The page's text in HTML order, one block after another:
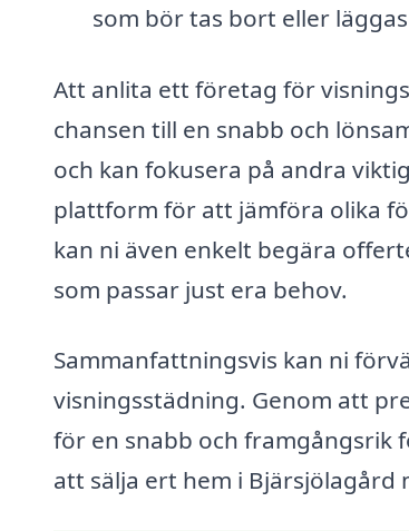
som bör tas bort eller
Att anlita ett företag för
chansen till en snabb och
och kan fokusera på andra
plattform för att jämföra olika
kan ni även enkelt begära
som passar just era behov.
Sammanfattningsvis kan ni
visningsstädning. Genom att
för en snabb och framgångsrik
att sälja ert hem i Bjärsjölagård